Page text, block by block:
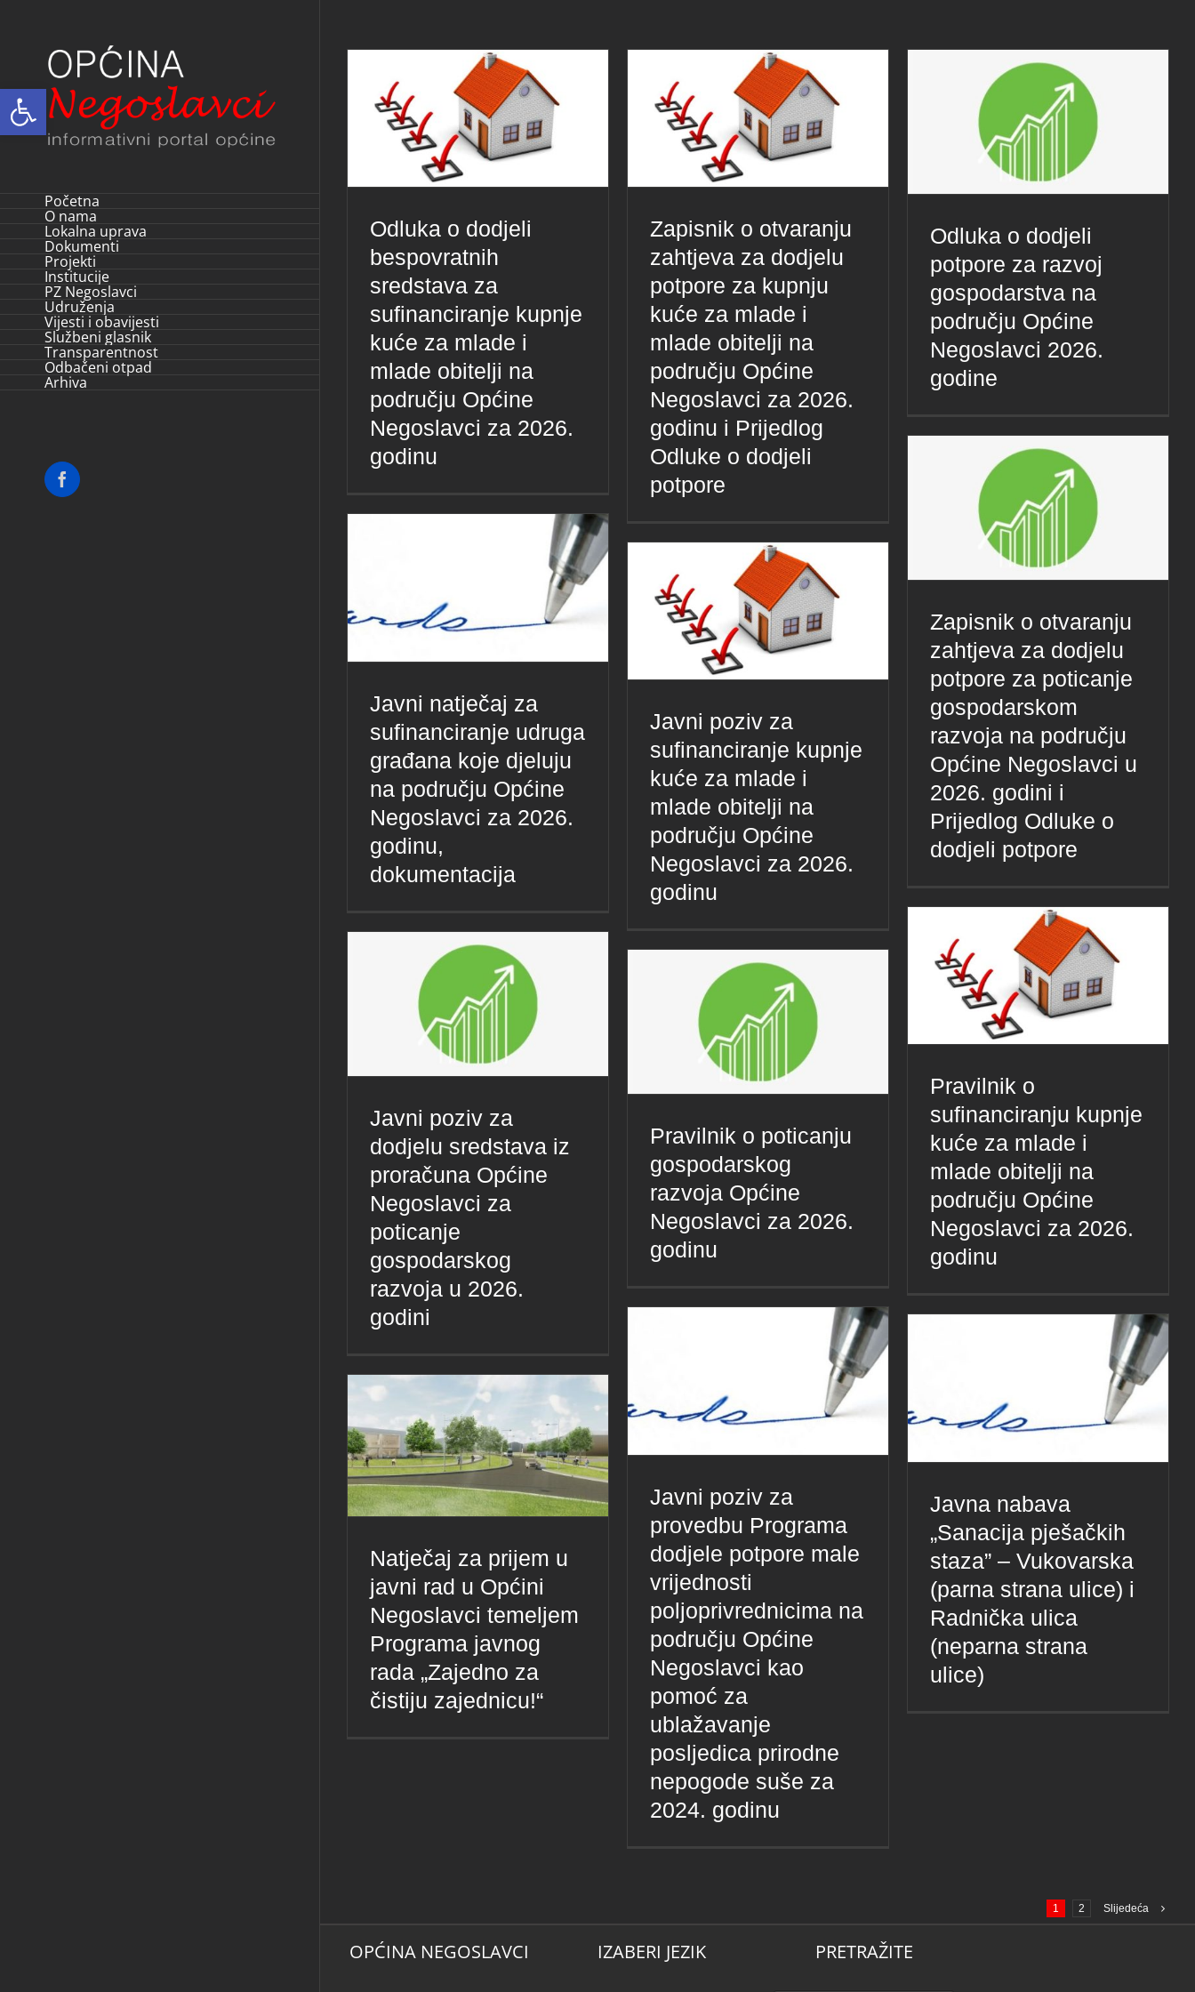
Open toolbar
Početna
O nama
Lokalna uprava
Dokumenti
Projekti
Institucije
PZ Negoslavci
Udruženja
Vijesti i obavijesti
Službeni glasnik
Transparentnost
Odbačeni otpad
Arhiva
Facebook
Odluka o dodjeli
bespovratnih
sredstava za
sufinanciranje kupnje
kuće za mlade i
mlade obitelji na
području Općine
Negoslavci za 2026.
godinu
Zapisnik o otvaranju
zahtjeva za dodjelu
potpore za kupnju
kuće za mlade i
mlade obitelji na
području Općine
Negoslavci za 2026.
godinu i Prijedlog
Odluke o dodjeli
potpore
Odluka o dodjeli
potpore za razvoj
gospodarstva na
području Općine
Negoslavci 2026.
godine
Zapisnik o otvaranju
zahtjeva za dodjelu
potpore za poticanje
gospodarskom
razvoja na području
Općine Negoslavci u
2026. godini i
Prijedlog Odluke o
dodjeli potpore
Javni natječaj za
sufinanciranje udruga
građana koje djeluju
na području Općine
Negoslavci za 2026.
godinu,
dokumentacija
Javni poziv za
sufinanciranje kupnje
kuće za mlade i
mlade obitelji na
području Općine
Negoslavci za 2026.
godinu
Pravilnik o
sufinanciranju kupnje
kuće za mlade i
mlade obitelji na
području Općine
Negoslavci za 2026.
godinu
Javni poziv za
dodjelu sredstava iz
proračuna Općine
Negoslavci za
poticanje
gospodarskog
razvoja u 2026.
godini
Pravilnik o poticanju
gospodarskog
razvoja Općine
Negoslavci za 2026.
godinu
Javni poziv za
provedbu Programa
dodjele potpore male
vrijednosti
poljoprivrednicima na
području Općine
Negoslavci kao
pomoć za
ublažavanje
posljedica prirodne
nepogode suše za
2024. godinu
Javna nabava
„Sanacija pješačkih
staza” – Vukovarska
(parna strana ulice) i
Radnička ulica
(neparna strana
ulice)
Natječaj za prijem u
javni rad u Općini
Negoslavci temeljem
Programa javnog
rada „Zajedno za
čistiju zajednicu!“
1 2 Slijedeća
OPĆINA NEGOSLAVCI IZABERI JEZIK PRETRAŽITE